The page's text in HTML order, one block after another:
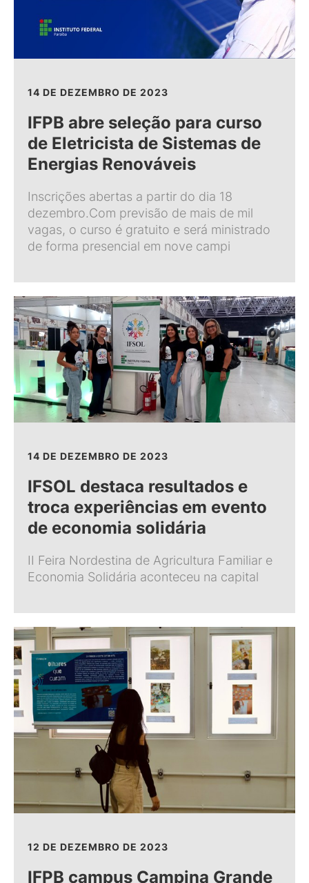
14 DE DEZEMBRO DE 2023
IFPB abre seleção para curso
de Eletricista de Sistemas de
Energias Renováveis
Inscrições abertas a partir do dia 18
dezembro.Com previsão de mais de mil
vagas, o curso é gratuito e será ministrado
de forma presencial em nove campi
14 DE DEZEMBRO DE 2023
IFSOL destaca resultados e
troca experiências em evento
de economia solidária
II Feira Nordestina de Agricultura Familiar e
Economia Solidária aconteceu na capital
12 DE DEZEMBRO DE 2023
IFPB campus Campina Grande